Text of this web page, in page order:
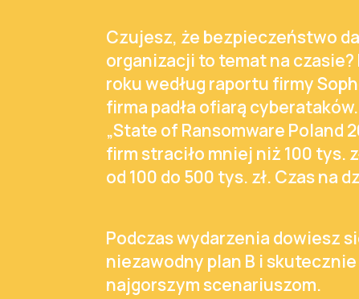
Czujesz, że bezpieczeństwo
organizacji to temat na czasie?
roku według raportu firmy
firma padła ofiarą
„State of Ransomware Poland
firm straciło mniej niż 100 tys.
od 100 do 500 tys. zł. Czas na
Podczaswydarzenia dowiesz
niezawodny plan B i
najgorszym scenariuszom.